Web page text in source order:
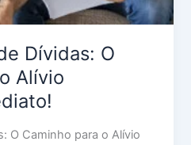
Dívidas: O
Alívio
O Caminho para o Alívio